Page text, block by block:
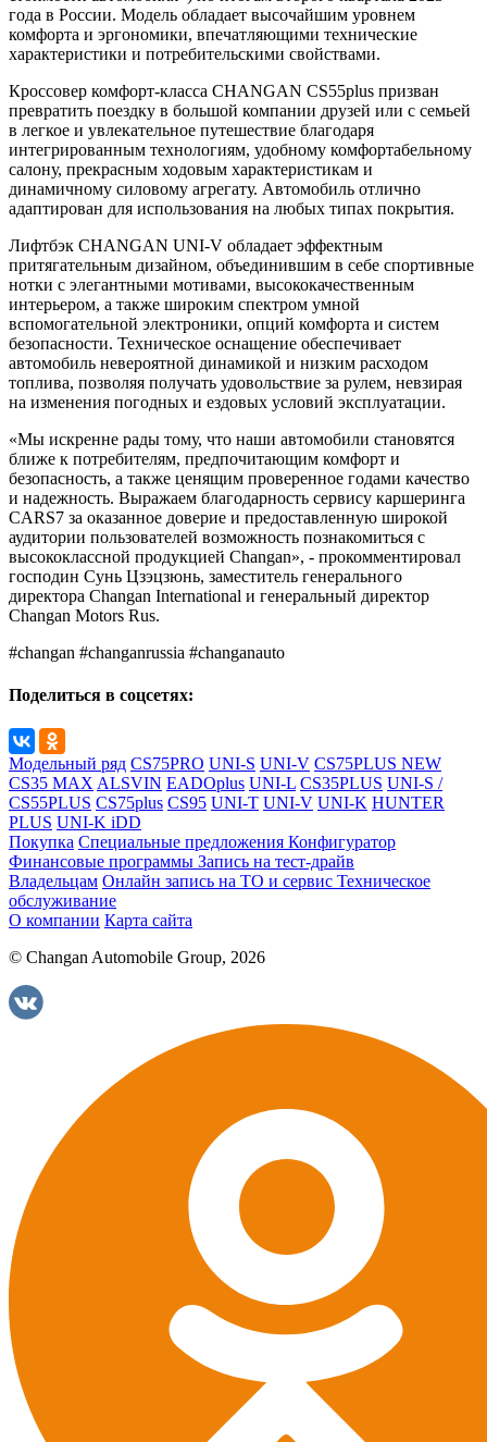
года в России. Модель обладает высочайшим уровнем
комфорта и эргономики, впечатляющими технические
характеристики и потребительскими свойствами.
Кроссовер комфорт-класса CHANGAN CS55plus призван
превратить поездку в большой компании друзей или с семьей
в легкое и увлекательное путешествие благодаря
интегрированным технологиям, удобному комфортабельному
салону, прекрасным ходовым характеристикам и
динамичному силовому агрегату. Автомобиль отлично
адаптирован для использования на любых типах покрытия.
Лифтбэк CHANGAN UNI-V обладает эффектным
притягательным дизайном, объединившим в себе спортивные
нотки с элегантными мотивами, высококачественным
интерьером, а также широким спектром умной
вспомогательной электроники, опций комфорта и систем
безопасности. Техническое оснащение обеспечивает
автомобиль невероятной динамикой и низким расходом
топлива, позволяя получать удовольствие за рулем, невзирая
на изменения погодных и ездовых условий эксплуатации.
«Мы искренне рады тому, что наши автомобили становятся
ближе к потребителям, предпочитающим комфорт и
безопасность, а также ценящим проверенное годами качество
и надежность. Выражаем благодарность сервису каршеринга
CARS7 за оказанное доверие и предоставленную широкой
аудитории пользователей возможность познакомиться с
высококлассной продукцией Changan», - прокомментировал
господин Сунь Цзэцзюнь, заместитель генерального
директора Changan International и генеральный директор
Changan Motors Rus.
#changan #changanrussia #changanauto
Поделиться в соцсетях:
Модельный ряд CS75PRO UNI-S UNI-V CS75PLUS NEW
CS35 MAX ALSVIN EADOplus UNI-L CS35PLUS UNI-S /
CS55PLUS CS75plus CS95 UNI-T UNI-V UNI-K HUNTER
PLUS UNI-K iDD
Покупка Специальные предложения Конфигуратор
Финансовые программы Запись на тест-драйв
Владельцам Онлайн запись на ТО и сервис Техническое
обслуживание
О компании Карта сайта
© Changan Automobile Group, 2026